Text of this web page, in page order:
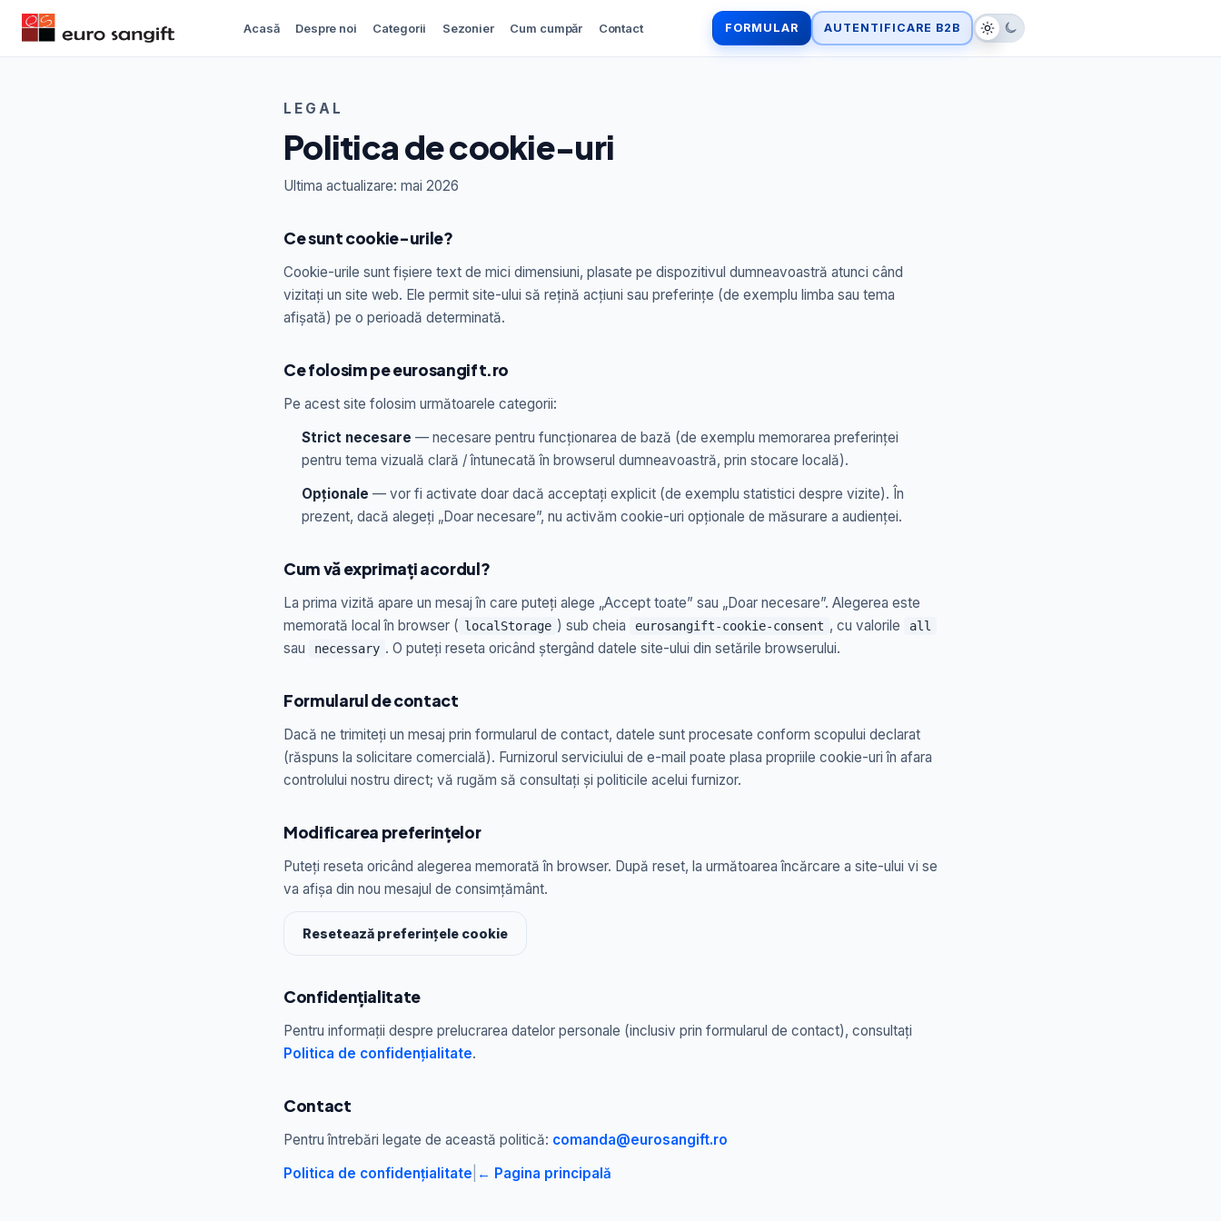
Acasă Despre noi Categorii Sezonier Cum cumpăr Contact FORMULAR AUTENTIFICARE B2B
LEGAL
Politica de cookie-uri
Ultima actualizare: mai 2026
Ce sunt cookie-urile?
Cookie-urile sunt fișiere text de mici dimensiuni, plasate pe dispozitivul dumneavoastră atunci când
vizitați un site web. Ele permit site-ului să rețină acțiuni sau preferințe (de exemplu limba sau tema
afișată) pe o perioadă determinată.
Ce folosim pe eurosangift.ro
Pe acest site folosim următoarele categorii:
Strict necesare — necesare pentru funcționarea de bază (de exemplu memorarea preferinței
pentru tema vizuală clară / întunecată în browserul dumneavoastră, prin stocare locală).
Opționale — vor fi activate doar dacă acceptați explicit (de exemplu statistici despre vizite). În
prezent, dacă alegeți „Doar necesare”, nu activăm cookie-uri opționale de măsurare a audienței.
Cum vă exprimați acordul?
La prima vizită apare un mesaj în care puteți alege „Accept toate” sau „Doar necesare”. Alegerea este
memorată local în browser ( localStorage ) sub cheia eurosangift-cookie-consent , cu valorile all
sau necessary . O puteți reseta oricând ștergând datele site-ului din setările browserului.
Formularul de contact
Dacă ne trimiteți un mesaj prin formularul de contact, datele sunt procesate conform scopului declarat
(răspuns la solicitare comercială). Furnizorul serviciului de e-mail poate plasa propriile cookie-uri în afara
controlului nostru direct; vă rugăm să consultați și politicile acelui furnizor.
Modificarea preferințelor
Puteți reseta oricând alegerea memorată în browser. După reset, la următoarea încărcare a site-ului vi se
va afișa din nou mesajul de consimțământ.
Resetează preferințele cookie
Confidențialitate
Pentru informații despre prelucrarea datelor personale (inclusiv prin formularul de contact), consultați
Politica de confidențialitate.
Contact
Pentru întrebări legate de această politică: comanda@eurosangift.ro
Politica de confidențialitate ← Pagina principală